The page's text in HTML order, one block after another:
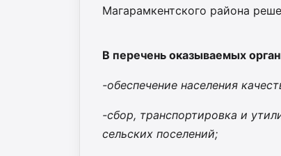
Магарамкентского района
В перечень оказываемых
-обеспечение населения
-сбор, транспортировка и
сельских поселений;